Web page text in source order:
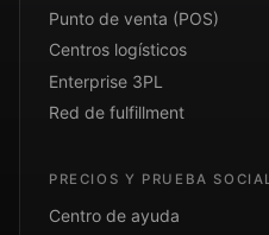
Punto de venta (POS)
Centros logísticos
Enterprise 3PL
Red de fulfillment
PRECIOS Y PRUEBA SOCIAL
Centro de ayuda